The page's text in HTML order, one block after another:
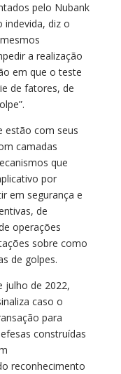
pelo Nubank
indevida, diz o
a realização
em que o teste
de fatores, de
estão com seus
camadas
que
por
em segurança e
de
operações
sobre como
de golpes.
julho de 2022,
caso o
para
construídas
reconhecimento